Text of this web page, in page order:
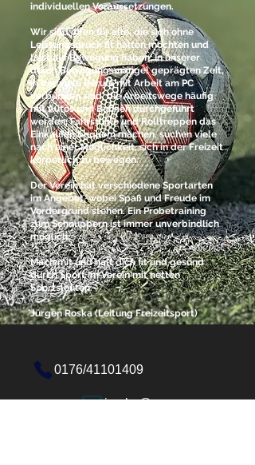
individuellen Voraussetzungen.
Wir sind offen für alle, die sich ohne
Leistungsdruck fit halten möchten und
Lust auf Bewegung haben. In unserer
durch Bewegungsmangel geprägten Zeit,
in der viele Berufe mit Arbeit am PC
verbunden sind, die Arbeitswege häufig
mit Autos und Bahnen durchgeführt
werden, Fahrstühle und Rolltreppen das
Einkaufen bequem machen, suchen viele
nach einer Möglichkeit, sich in der Freizeit
körperlich zu bewegen.
Der Verein hat verschiedene Sportarten
im Angebot, wobei Spaß und Freude im
Vordergrund stehen. Ein Probetraining
zum Schnuppern ist immer unverbindlich
möglich.
Mach mit und halt dich fit und gesund
durch Sport im Verein mit netten
Sportsleuten.
Jürgen Roska (Leitung Freizeitsport)
0176/41101409
jroska@sv-gruen-weiss-brieselang.de